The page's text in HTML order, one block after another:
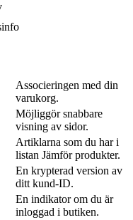
Associeringen med din
varukorg.
Möjliggör snabbare
visning av sidor.
Artiklarna som du har i
listan Jämför produkter.
En krypterad version av
ditt kund-ID.
En indikator om du är
inloggad i butiken.